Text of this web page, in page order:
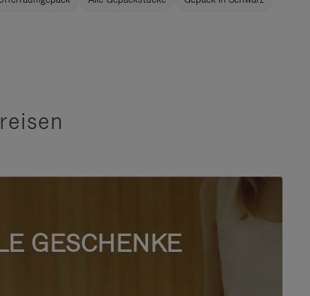
GESCHENKE